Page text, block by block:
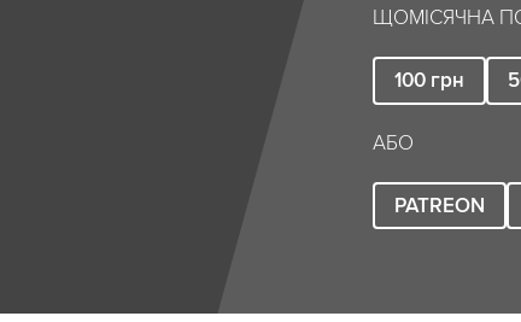
ЩОМІСЯЧНА
100 грн
АБО
PATREON